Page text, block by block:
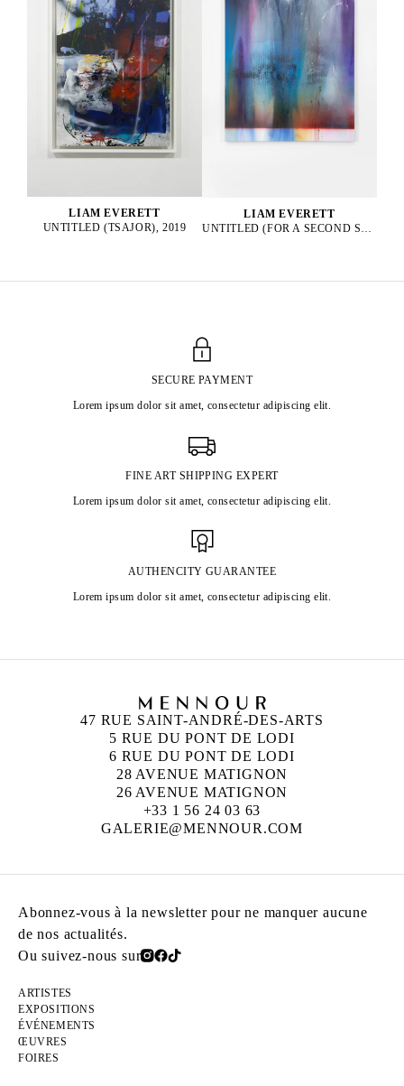
LIAM EVERETT
UNTITLED (TSAJOR), 2019
LIAM EVERETT
SECURE PAYMENT
Lorem ipsum dolor sit amet, consectetur adipiscing elit.
FINE ART SHIPPING EXPERT
Lorem ipsum dolor sit amet, consectetur adipiscing elit.
AUTHENCITY GUARANTEE
Lorem ipsum dolor sit amet, consectetur adipiscing elit.
47 RUE SAINT-ANDRÉ-DES-ARTS
5 RUE DU PONT DE LODI
6 RUE DU PONT DE LODI
28 AVENUE MATIGNON
26 AVENUE MATIGNON
+33 1 56 24 03 63
GALERIE@MENNOUR.COM
Abonnez-vous à la newsletter pour ne manquer aucune
de nos actualités.
Ou suivez-nous sur
ARTISTES
EXPOSITIONS
ÉVÉNEMENTS
ŒUVRES
FOIRES